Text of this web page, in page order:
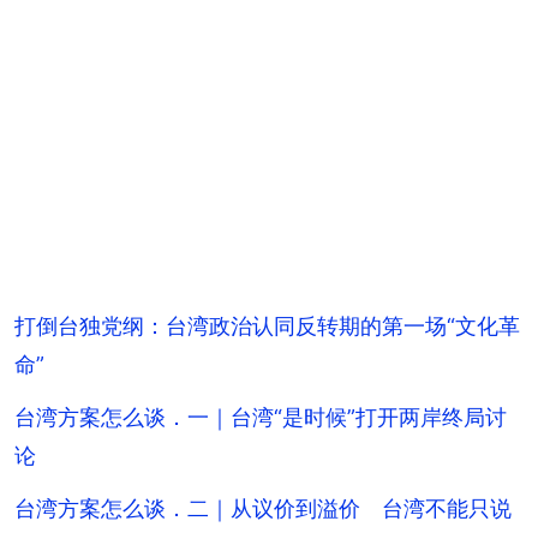
打倒台独党纲：台湾政治认同反转期的第一场“文化革
命”
台湾方案怎么谈．一｜台湾“是时候”打开两岸终局讨
论
台湾方案怎么谈．二｜从议价到溢价 台湾不能只说